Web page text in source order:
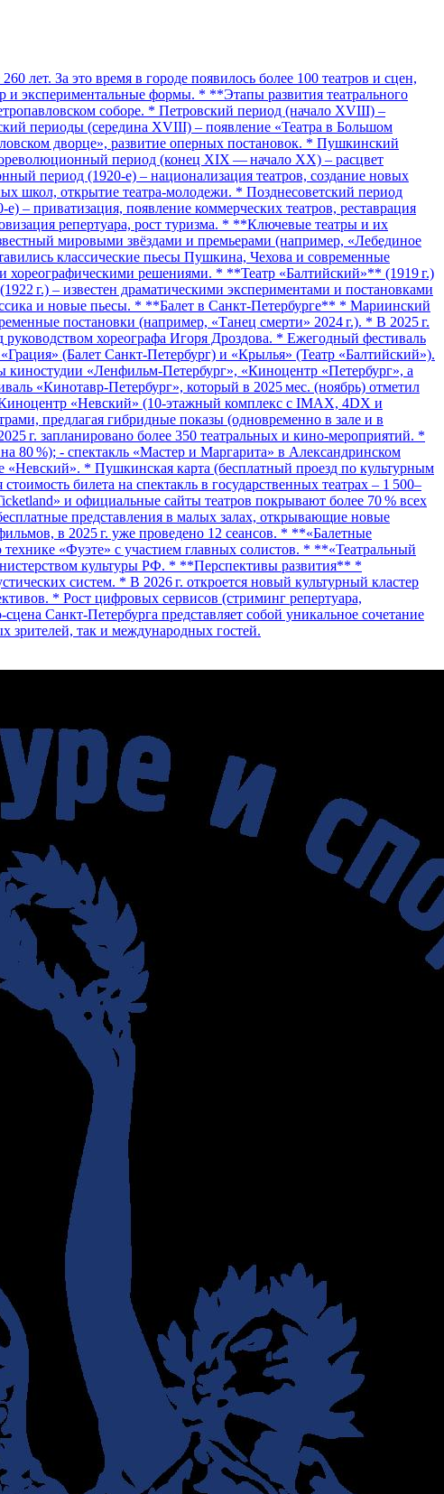
лет. За это время в городе появилось более 100 театров и сцен,
и экспериментальные формы. * **Этапы развития театрального
соборе. * Петровский период (начало XVIII) –
периоды (середина XVIII) – появление «Театра в Большом
дворце», развитие оперных постановок. * Пушкинский
период (конец XIX — начало XX) – расцвет
период (1920‑е) – национализация театров, создание новых
школ, открытие театра‑молодежи. * Позднесоветский период
– приватизация, появление коммерческих театров, реставрация
репертуара, рост туризма. * **Ключевые театры и их
мировыми звёздами и премьерами (например, «Лебединое
классические пьесы Пушкина, Чехова и современные
решениями. * **Театр «Балтийский»** (1919 г.)
г.) – известен драматическими экспериментами и постановками
и новые пьесы. * **Балет в Санкт‑Петербурге** * Мариинский
постановки (например, «Танец смерти» 2024 г.). * В 2025 г.
хореографа Игоря Дроздова. * Ежегодный фестиваль
(Балет Санкт‑Петербург) и «Крылья» (Театр «Балтийский»).
«Ленфильм‑Петербург», «Киноцентр «Петербург», а
«Кинотавр‑Петербург», который в 2025 мес. (ноябрь) отметил
«Невский» (10‑этажный комплекс с IMAX, 4DX и
предлагая гибридные показы (одновременно в зале и в
г. запланировано более 350 театральных и кино‑мероприятий. *
80 %); - спектакль «Мастер и Маргарита» в Александринском
* Пушкинская карта (бесплатный проезд по культурным
билета на спектакль в государственных театрах – 1 500–
и официальные сайты театров покрывают более 70 % всех
представления в малых залах, открывающие новые
в 2025 г. уже проведено 12 сеансов. * **«Балетные
«Фуэте» с участием главных солистов. * **«Театральный
культуры РФ. * **Перспективы развития** *
систем. * В 2026 г. откроется новый культурный кластер
* Рост цифровых сервисов (стриминг репертуара,
Санкт‑Петербурга представляет собой уникальное сочетание
зрителей, так и международных гостей.